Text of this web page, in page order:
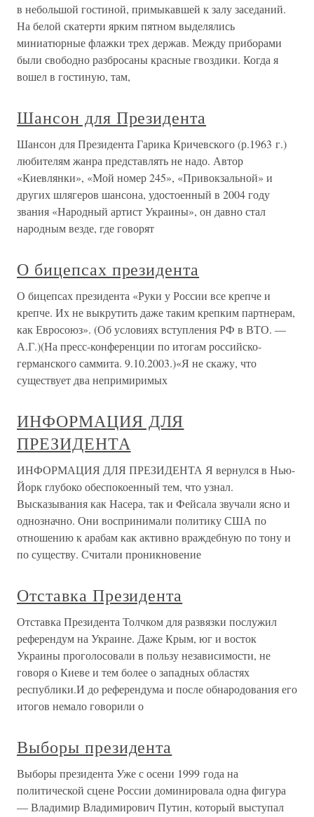
в небольшой гостиной, примыкавшей к залу заседаний.
На белой скатерти ярким пятном выделялись
миниатюрные флажки трех держав. Между приборами
были свободно разбросаны красные гвоздики. Когда я
вошел в гостиную, там,
Шансон для Президента
Шансон для Президента Гарика Кричевского (р.1963 г.)
любителям жанра представлять не надо. Автор
«Киевлянки», «Мой номер 245», «Привокзальной» и
других шлягеров шансона, удостоенный в 2004 году
звания «Народный артист Украины», он давно стал
народным везде, где говорят
О бицепсах президента
О бицепсах президента «Руки у России все крепче и
крепче. Их не выкрутить даже таким крепким партнерам,
как Евросоюз». (Об условиях вступления РФ в ВТО. —
А.Г.)(На пресс-конференции по итогам российско-
германского саммита. 9.10.2003.)«Я не скажу, что
существует два непримиримых
ИНФОРМАЦИЯ ДЛЯ
ПРЕЗИДЕНТА
ИНФОРМАЦИЯ ДЛЯ ПРЕЗИДЕНТА Я вернулся в Нью-
Йорк глубоко обеспокоенный тем, что узнал.
Высказывания как Насера, так и Фейсала звучали ясно и
однозначно. Они воспринимали политику США по
отношению к арабам как активно враждебную по тону и
по существу. Считали проникновение
Отставка Президента
Отставка Президента Толчком для развязки послужил
референдум на Украине. Даже Крым, юг и восток
Украины проголосовали в пользу независимости, не
говоря о Киеве и тем более о западных областях
республики.И до референдума и после обнародования его
итогов немало говорили о
Выборы президента
Выборы президента Уже с осени 1999 года на
политической сцене России доминировала одна фигура
— Владимир Владимирович Путин, который выступал